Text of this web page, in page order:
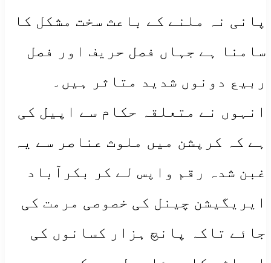
پانی نہ ملنے کے باعث سخت مشکل کا
سامنا ہے جہاں فصل حریف اور فصل
ربیع دونوں شدید متاثر ہیں۔
انہوں نے متعلقہ حکام سے اپیل کی
ہے کہ کرپشن میں ملوث عناصر سے یہ
غبن شدہ رقم واپس لے کر بکرآباد
ایریگیشن چینل کی خصوصی مرمت کی
جائے تاکہ پانچ ہزار کسانوں کی